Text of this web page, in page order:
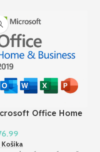
Office Home
Košíka